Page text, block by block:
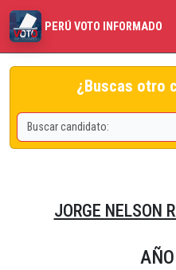
PERÚ VOTO INFORMADO
¿Buscas otro
JORGE NELSON